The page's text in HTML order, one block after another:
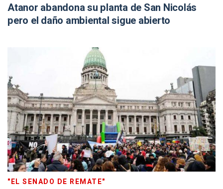
Atanor abandona su planta de San Nicolás
pero el daño ambiental sigue abierto
"EL SENADO DE REMATE"